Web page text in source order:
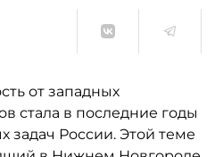
от западных
стала в последние годы
задач России. Этой теме